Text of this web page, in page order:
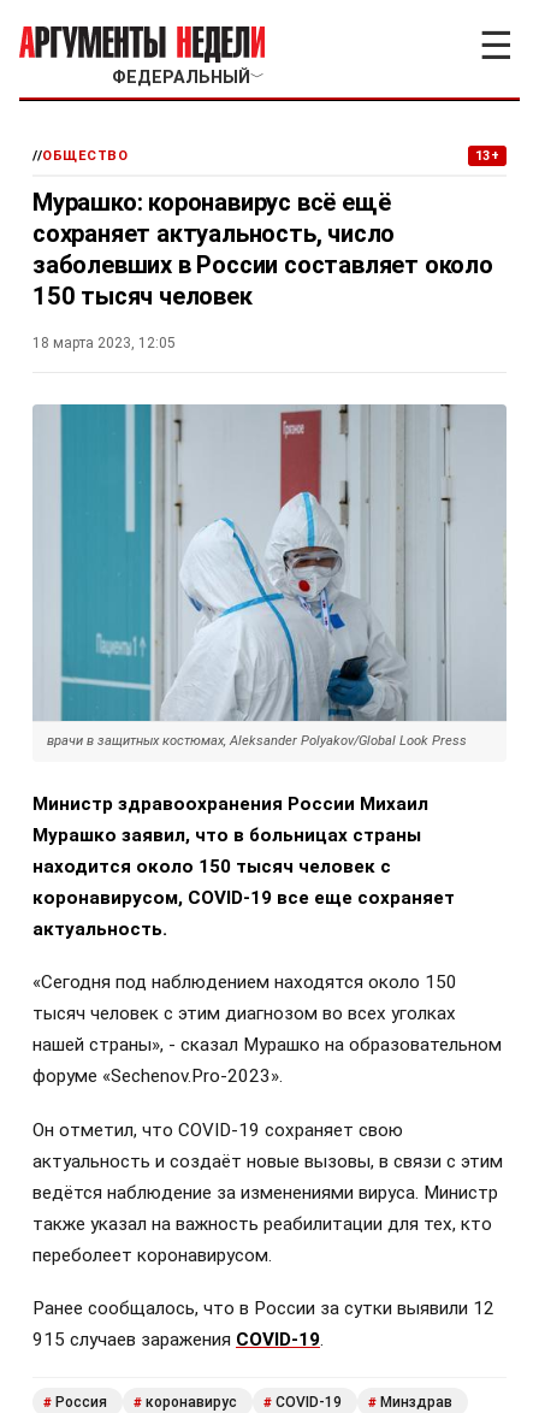
ФЕДЕРАЛЬНЫЙ ﹀
☰
//ОБЩЕСТВО 13+
Мурашко: коронавирус всё ещё
сохраняет актуальность, число
заболевших в России составляет около
150 тысяч человек
18 марта 2023, 12:05
врачи в защитных костюмах, Aleksander Polyakov/Global Look Press
Министр здравоохранения России Михаил
Мурашко заявил, что в больницах страны
находится около 150 тысяч человек с
коронавирусом, COVID-19 все еще сохраняет
актуальность.
«Сегодня под наблюдением находятся около 150
тысяч человек с этим диагнозом во всех уголках
нашей страны», - сказал Мурашко на образовательном
форуме «Sechenov.Pro-2023».
Он отметил, что COVID-19 сохраняет свою
актуальность и создаёт новые вызовы, в связи с этим
ведётся наблюдение за изменениями вируса. Министр
также указал на важность реабилитации для тех, кто
переболеет коронавирусом.
Ранее сообщалось, что в России за сутки выявили 12
915 случаев заражения COVID-19.
# Россия # коронавирус # COVID-19 # Минздрав